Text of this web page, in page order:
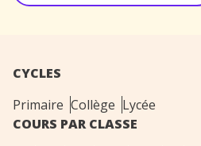
CYCLES
Primaire Collège Lycée
COURS PAR CLASSE